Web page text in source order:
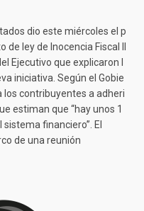
dio este miércoles el p
ley de Inocencia Fiscal II
Ejecutivo que explicaron l
iniciativa. Según el Gobie
los contribuyentes a adheri
estiman que “hay unos 1
financiero”. El
de una reunión